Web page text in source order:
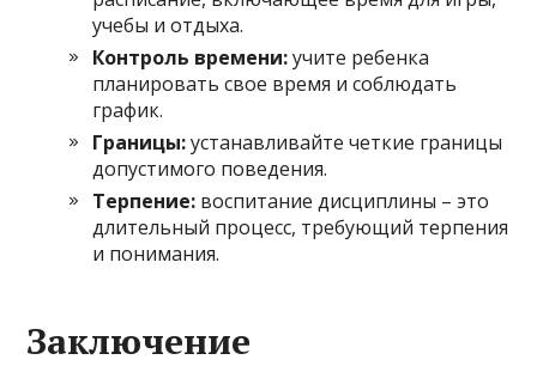
учебы и отдыха.
Контроль времени:учите ребенка
планировать свое время и соблюдать
график.
Границы:устанавливайте четкие границы
допустимого поведения.
Терпение: воспитание дисциплины – это
длительный процесс, требующий терпения
и понимания.
Заключение